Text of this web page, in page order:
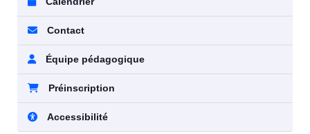
Contact
Équipe pédagogique
Préinscription
Accessibilité